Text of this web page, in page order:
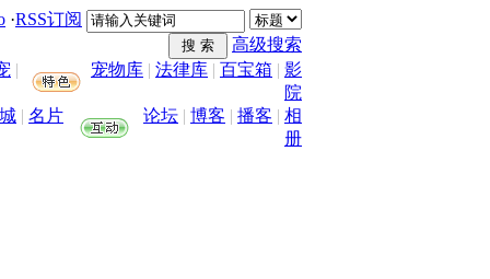
·RSS订阅
高级搜索
| 宠物库 | 法律库 | 百宝箱 | 影
院
| 名片 论坛 | 博客 | 播客 | 相
册